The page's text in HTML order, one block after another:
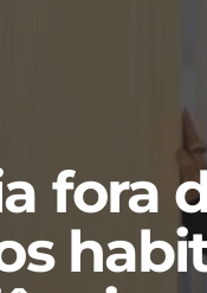
fora